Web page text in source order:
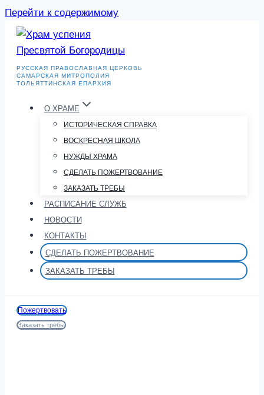
Перейти к содержимому
РУССКАЯ ПРАВОСЛАВНАЯ ЦЕРКОВЬ
САМАРСКАЯ МИТРОПОЛИЯ
ТОЛЬЯТТИНСКАЯ ЕПАРХИЯ
О ХРАМЕ
ИСТОРИЧЕСКАЯ СПРАВКА
ВОСКРЕСНАЯ ШКОЛА
НУЖДЫ ХРАМА
СДЕЛАТЬ ПОЖЕРТВОВАНИЕ
ЗАКАЗАТЬ ТРЕБЫ
РАСПИСАНИЕ СЛУЖБ
НОВОСТИ
КОНТАКТЫ
СДЕЛАТЬ ПОЖЕРТВОВАНИЕ
ЗАКАЗАТЬ ТРЕБЫ
Пожертвовать
Заказать требы